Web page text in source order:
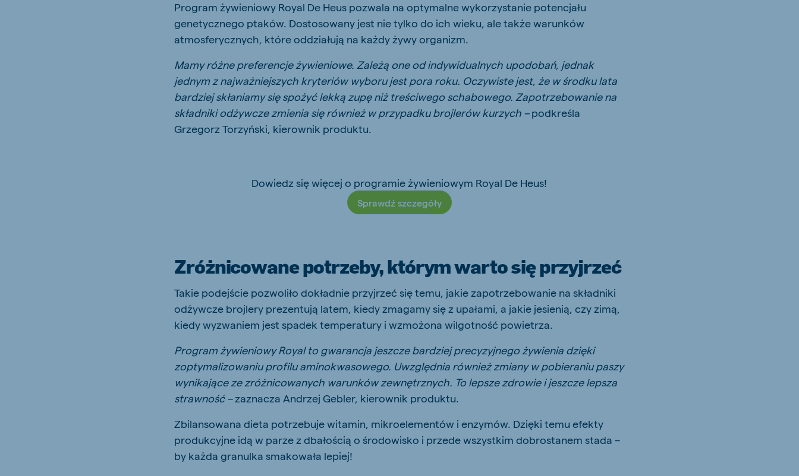
Program żywieniowy Royal De Heus pozwala na optymalne wykorzystanie potencjału
genetycznego ptaków. Dostosowany jest nie tylko do ich wieku, ale także warunków
atmosferycznych, które oddziałują na każdy żywy organizm.
Mamy różne preferencje żywieniowe. Zależą one od indywidualnych upodobań, jednak
jednym z najważniejszych kryteriów wyboru jest pora roku. Oczywiste jest, że w środku lata
bardziej skłaniamy się spożyć lekką zupę niż treściwego schabowego. Zapotrzebowanie na
składniki odżywcze zmienia się również w przypadku brojlerów kurzych –podkreśla
Grzegorz Torzyński, kierownik produktu.
Dowiedz się więcej o programie żywieniowym Royal De Heus!
Sprawdź szczegóły
Zróżnicowane potrzeby, którym warto się przyjrzeć
Takie podejście pozwoliło dokładnie przyjrzeć się temu, jakie zapotrzebowanie na składniki
odżywcze brojlery prezentują latem, kiedy zmagamy się z upałami, a jakie jesienią, czy zimą,
kiedy wyzwaniem jest spadek temperatury i wzmożona wilgotność powietrza.
Program żywieniowy Royal to gwarancja jeszcze bardziej precyzyjnego żywienia dzięki
zoptymalizowaniu profilu aminokwasowego. Uwzględnia również zmiany w pobieraniu paszy
wynikające ze zróżnicowanych warunków zewnętrznych. To lepsze zdrowie i jeszcze lepsza
strawność –zaznacza Andrzej Gebler, kierownik produktu.
Zbilansowana dieta potrzebuje witamin, mikroelementów i enzymów. Dzięki temu efekty
produkcyjne idą w parze z dbałością o środowisko i przede wszystkim dobrostanem stada –
by każda granulka smakowała lepiej!